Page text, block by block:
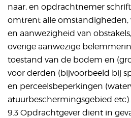
naar, en opdrachtnemer
omtrent alle omstandigheden,
en aanwezigheid van
overige aanwezige
toestand van de bodem en
voor derden (bijvoorbeeld bij
en perceelsbeperkingen
atuurbeschermingsgebied etc).
9.3 Opdrachtgever dient in